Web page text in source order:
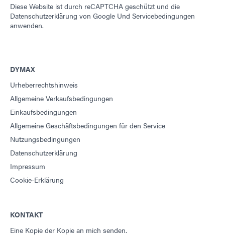
Diese Website ist durch reCAPTCHA geschützt und die
Datenschutzerklärung von Google Und Servicebedingungen
anwenden.
DYMAX
Urheberrechtshinweis
Allgemeine Verkaufsbedingungen
Einkaufsbedingungen
Allgemeine Geschäftsbedingungen für den Service
Nutzungsbedingungen
Datenschutzerklärung
Impressum
Cookie-Erklärung
KONTAKT
Eine Kopie der Kopie an mich senden.